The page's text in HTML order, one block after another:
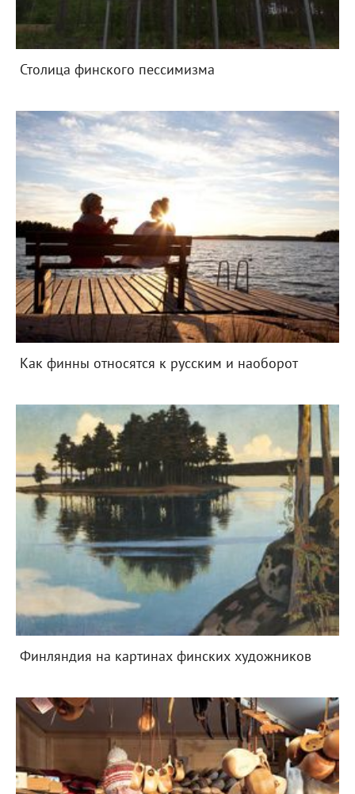
Столица финского пессимизма
Как финны относятся к русским и наоборот
Финляндия на картинах финских художников